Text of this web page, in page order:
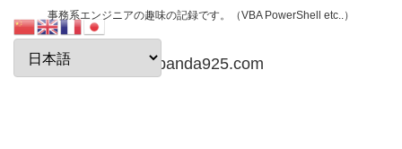
事務系エンジニアの趣味の記録です。（VBA PowerShell etc..）
papanda925.com